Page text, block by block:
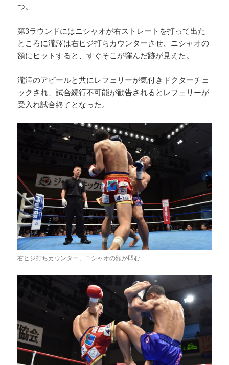
つ。
第3ラウンドにはニシャオが右ストレートを打って出た
ところに瀧澤は右ヒジ打ちカウンターさせ、ニシャオの
額にヒットすると、すぐそこが窪んだ跡が見えた。
瀧澤のアピールと共にレフェリーが気付きドクターチェ
ックされ、試合続行不可能が勧告されるとレフェリーが
受入れ試合終了となった。
右ヒジ打ちカウンター、ニシャオの額が凹む